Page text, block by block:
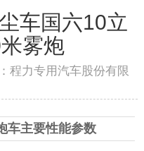
车国六10立
雾炮
程力专用汽车股份有限
车主要性能参数